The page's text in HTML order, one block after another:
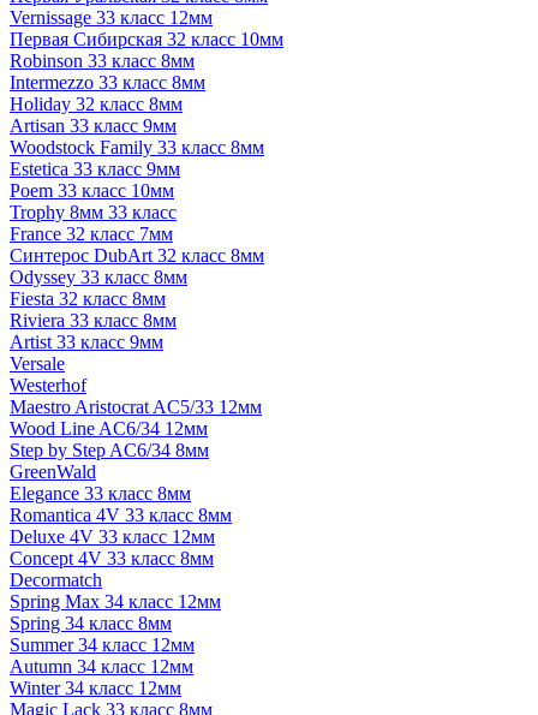
Vernissage 33 класс 12мм
Первая Сибирская 32 класс 10мм
Robinson 33 класс 8мм
Intermezzo 33 класс 8мм
Holiday 32 класс 8мм
Artisan 33 класс 9мм
Woodstock Family 33 класс 8мм
Estetica 33 класс 9мм
Poem 33 класс 10мм
Trophy 8мм 33 класс
France 32 класс 7мм
Синтерос DubArt 32 класс 8мм
Odyssey 33 класс 8мм
Fiesta 32 класс 8мм
Riviera 33 класс 8мм
Artist 33 класс 9мм
Versale
Westerhof
Maestro Aristocrat AC5/33 12мм
Wood Line AC6/34 12мм
Step by Step AC6/34 8мм
GreenWald
Elegance 33 класс 8мм
Romantica 4V 33 класс 8мм
Deluxe 4V 33 класс 12мм
Concept 4V 33 класс 8мм
Decormatch
Spring Max 34 класс 12мм
Spring 34 класс 8мм
Summer 34 класс 12мм
Autumn 34 класс 12мм
Winter 34 класс 12мм
Magic Lack 33 класс 8мм